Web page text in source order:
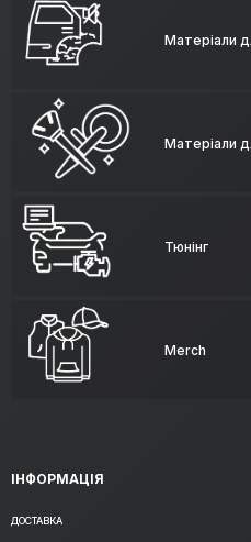
Матеріали
Матеріали
Тюнінг
Merch
ІНФОРМАЦІЯ
ДОСТАВКА